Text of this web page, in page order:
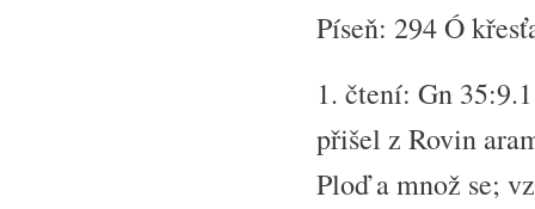
Píseň: 294 Ó
1. čtení: Gn
přišel z Rovin
Ploď a množ se;